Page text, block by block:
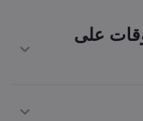
على